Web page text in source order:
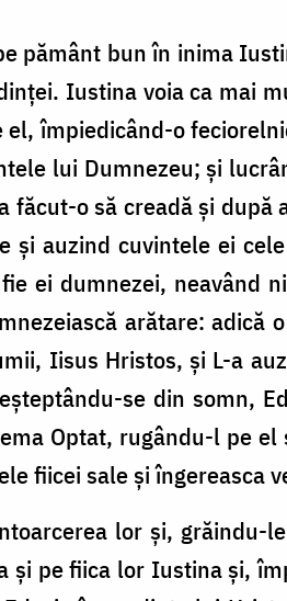
pământ bun în inima
Iustina voia ca mai
împiedicând-o
lui Dumnezeu; și
făcut-o să creadă și
și auzind cuvintele ei
ei dumnezei, neavând
arătare: adică
Iisus Hristos, și L-a
se din somn,
Optat, rugându-l pe
fiicei sale și îngereasca
lor și, grăindu-
și pe fiica lor Iustina și,